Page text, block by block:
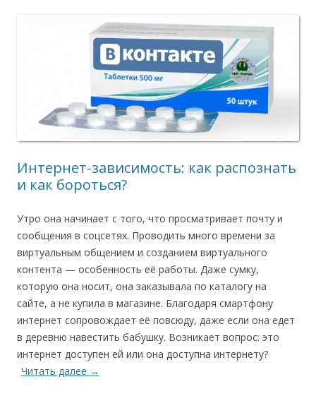
Интернет-зависимость: как распознать
и как бороться?
Утро она начинает с того, что просматривает почту и
сообщения в соцсетях. Проводить много времени за
виртуальным общением и созданием виртуального
контента — особенность её работы. Даже сумку,
которую она носит, она заказывала по каталогу на
сайте, а не купила в магазине. Благодаря смартфону
интернет сопровождает её повсюду, даже если она едет
в деревню навестить бабушку. Возникает вопрос: это
интернет доступен ей или она доступна интернету?
Читать далее →